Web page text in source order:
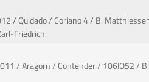
/ Quidado / Coriano 4 / B:
Friedrich
/ Aragorn / Contender / 106IO52 /